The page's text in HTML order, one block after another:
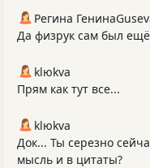
Регина
Да физрук сам был
klюkva
Прям как тут все...
klюkva
Док... Ты серезно
мысль и в цитаты?